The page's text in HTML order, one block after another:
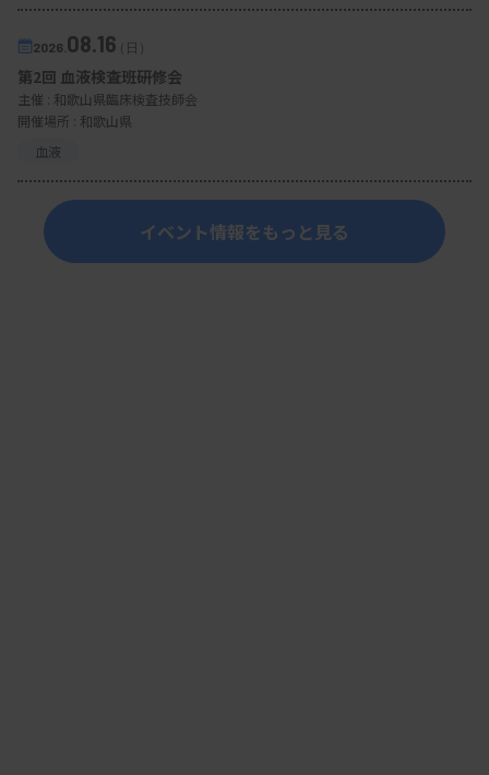
2026. 08.16（日）
第2回 血液検査班研修会
主催 : 和歌山県臨床検査技師会
開催場所 : 和歌山県
血液
イベント情報をもっと見る